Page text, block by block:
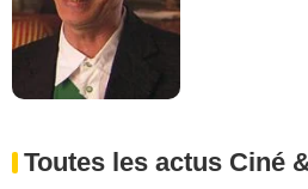
Toutes les actus Ciné